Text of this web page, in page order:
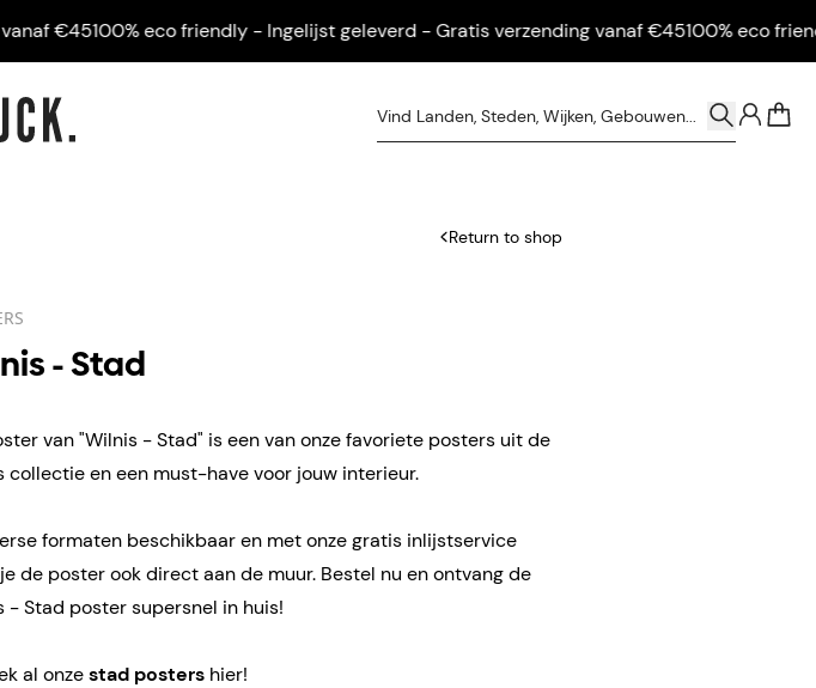
€45100% eco friendly - Ingelijst geleverd - Gratis verzending vanaf €45100% eco friendly
Return to shop
- Stad
van "Wilnis - Stad" is een van onze favoriete posters uit de
collectie en een must-have voor jouw interieur.
formaten beschikbaar en met onze gratis inlijstservice
de poster ook direct aan de muur. Bestel nu en ontvang de
- Stad poster supersnel in huis!
al onzestad posters hier!